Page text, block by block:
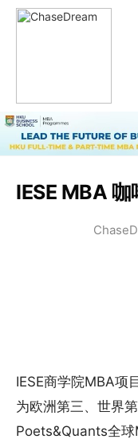
IESE MBA
IESE商学院MBA项
为欧洲第三、世界
Poets&Quants全球